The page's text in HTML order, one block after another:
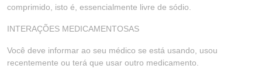
comprimido, isto é, essencialmente livre de sódio.
INTERAÇÕES MEDICAMENTOSAS
Você deve informar ao seu médico se está usando, usou
recentemente ou terá que usar outro medicamento.